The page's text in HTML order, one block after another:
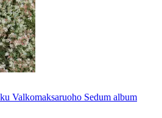
Valkomaksaruoho Sedum album